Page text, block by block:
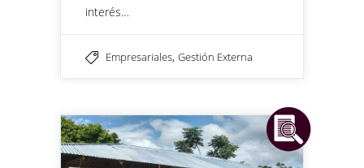
interés…
Empresariales, Gestión Externa